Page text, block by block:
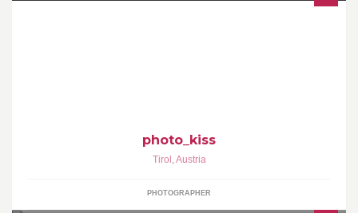
photo_kiss
Tirol ,Austria
PHOTOGRAPHER